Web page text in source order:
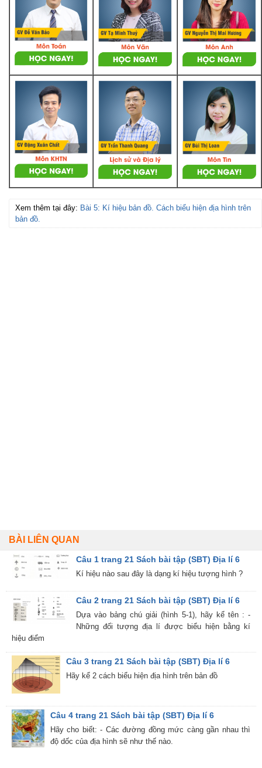
Xem thêm tại đây: Bài 5: Kí hiệu bản đồ. Cách biểu hiện địa hình trên
bản đồ.
BÀI LIÊN QUAN
Câu 1 trang 21 Sách bài tập (SBT) Địa lí 6
Kí hiệu nào sau đây là dạng kí hiệu tượng hình ?
Câu 2 trang 21 Sách bài tập (SBT) Địa lí 6
Dựa vào bảng chú giải (hình 5-1), hãy kể tên : -
Những đối tượng địa lí được biểu hiện bằng kí
hiệu điểm
Câu 3 trang 21 Sách bài tập (SBT) Địa lí 6
Hãy kể 2 cách biểu hiện địa hình trên bản đồ
Câu 4 trang 21 Sách bài tập (SBT) Địa lí 6
Hãy cho biết: - Các đường đồng mức càng gần nhau thì
độ dốc của địa hình sẽ như thế nào.